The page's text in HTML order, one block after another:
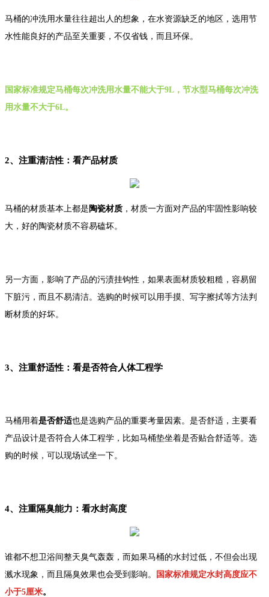
马桶的冲洗用水量往往超出人的想象，在水资源缺乏的地区，选用节
水性能良好的产品至关重要，不仅省钱，而且环保。
国家标准规定马桶每次冲洗用水量不能大于9L，节水型马桶每次冲洗
用水量不大于6L。
2、注重清洁性：看产品材质
马桶的材质基本上都是 陶瓷材质 ，材质一方面对产品的牢固性影响较
大，好的陶瓷材质不容易磕坏。
另一方面，影响了产品的污渍挂钩性，如果表面材质较粗糙，容易留
下脏污，而且不易清洁。选购的时候可以用手摸、写字擦拭等方法判
断材质的好坏。
3、注重舒适性：看是否符合人体工程学
马桶用着是否舒适也是选购产品的重要考量因素。是否舒适，主要看
产品设计是否符合人体工程学，比如马桶垫坐着是否贴合舒适等。选
购的时候，可以现场试坐一下。
4、注重隔臭能力：看水封高度
谁都不想卫浴间整天臭气轰轰，而如果马桶的水封过低，不但会出现
溅水现象，而且隔臭效果也会受到影响。
国家标准规定水封高度应不
小于5厘米。